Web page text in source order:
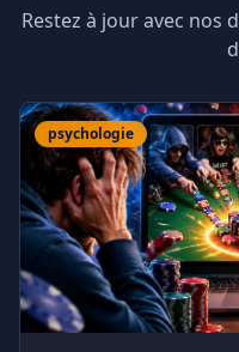
Restez à jour avec nos
psychologie